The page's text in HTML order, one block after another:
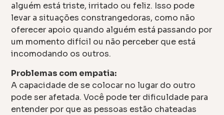
alguém está triste, irritado ou feliz. Isso pode
levar a situações constrangedoras, como não
oferecer apoio quando alguém está passando por
um momento difícil ou não perceber que está
incomodando os outros.
Problemas com empatia:
A capacidade de se colocar no lugar do outro
pode ser afetada. Você pode ter dificuldade para
entender por que as pessoas estão chateadas